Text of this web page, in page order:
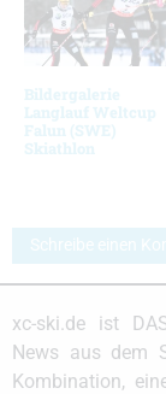
Bildergalerie
Langlauf Weltcup
Falun (SWE)
Skiathlon
Schreibe einen
xc-ski.de ist
News aus dem
Kombination,